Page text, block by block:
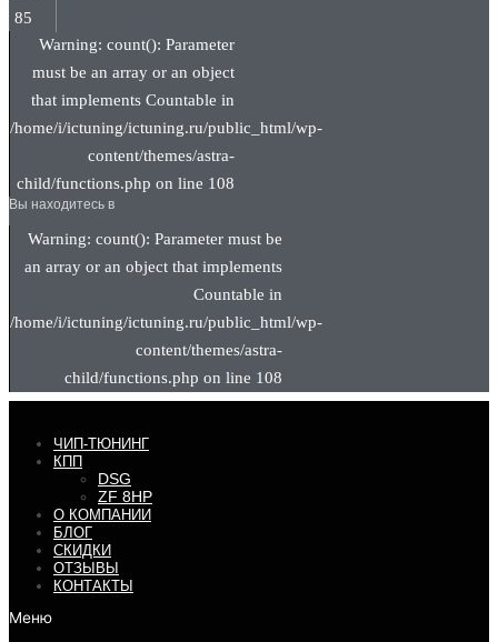
85
Warning: count(): Parameter
must be an array or an object
that implements Countable in
/home/i/ictuning/ictuning.ru/public_html/wp-
content/themes/astra-
child/functions.php on line 108
Вы находитесь в
Warning: count(): Parameter must be
an array or an object that implements
Countable in
/home/i/ictuning/ictuning.ru/public_html/wp-
content/themes/astra-
child/functions.php on line 108
ЧИП-ТЮНИНГ
КПП
DSG
ZF 8HP
О КОМПАНИИ
БЛОГ
СКИДКИ
ОТЗЫВЫ
КОНТАКТЫ
Меню